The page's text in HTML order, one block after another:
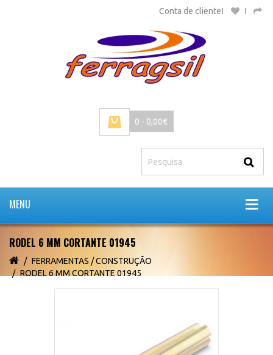
Conta de cliente
0 - 0,00€
MENU
RODEL 6 MM CORTANTE 01945
FERRAMENTAS / CONSTRUÇÃO
RODEL 6 MM CORTANTE 01945